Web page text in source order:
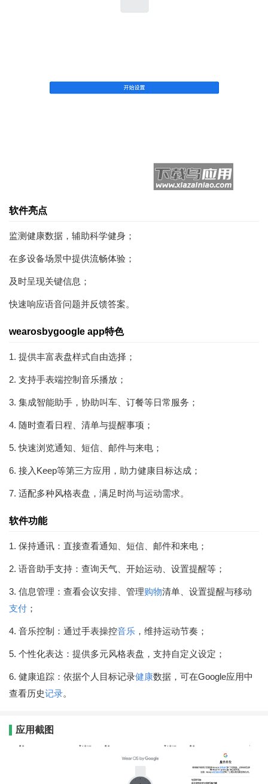
软件亮点
监测健康数据，辅助科学健身；
在多设备场景中提供流畅体验；
及时呈现关键信息；
快速响应语音问题并反馈答案。
wearosbygoogle app特色
1. 提供丰富表盘样式自由选择；
2. 支持手表端控制音乐播放；
3. 集成智能助手，协助叫车、订餐等日常服务；
4. 随时查看日程、清单与提醒事项；
5. 快速浏览通知、短信、邮件与来电；
6. 接入Keep等第三方应用，助力健康目标达成；
7. 适配多种风格表盘，满足时尚与运动需求。
软件功能
1. 保持通讯：直接查看通知、短信、邮件和来电；
2. 语音助手支持：查询天气、开始运动、设置提醒等；
3. 信息管理：查看会议安排、管理购物清单、设置提醒与移动
支付 ；
4. 音乐控制：通过手表操控音乐 ，维持运动节奏；
5. 个性化表达：提供多元风格表盘，支持自定义设定；
6. 健康追踪：依据个人目标记录健康数据，可在Google应用中
查看历史记录。
应用截图